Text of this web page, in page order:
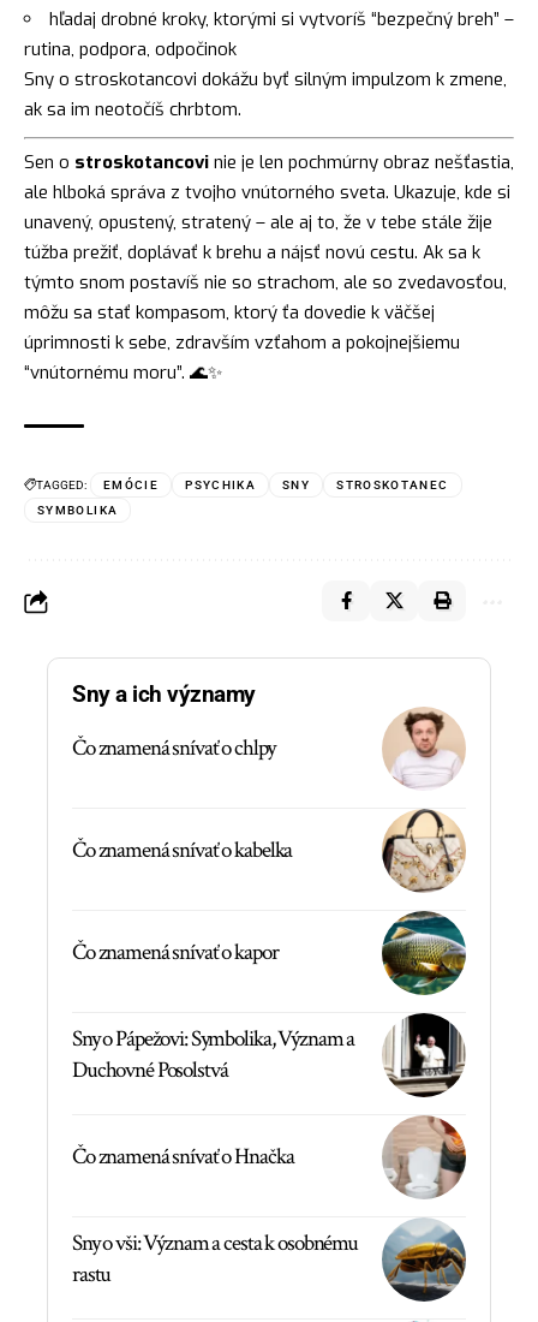
hľadaj drobné kroky, ktorými si vytvoríš “bezpečný breh” –
rutina, podpora, odpočinok
Sny o stroskotancovi dokážu byť silným impulzom k zmene,
ak sa im neotočíš chrbtom.
Sen o stroskotancovi nie je len pochmúrny obraz nešťastia,
ale hlboká správa z tvojho vnútorného sveta. Ukazuje, kde si
unavený, opustený, stratený – ale aj to, že v tebe stále žije
túžba prežiť, doplávať k brehu a nájsť novú cestu. Ak sa k
týmto snom postavíš nie so strachom, ale so zvedavosťou,
môžu sa stať kompasom, ktorý ťa dovedie k väčšej
úprimnosti k sebe, zdravším vzťahom a pokojnejšiemu
“vnútornému moru”. 🌊✨
TAGGED: EMÓCIE PSYCHIKA SNY
STROSKOTANEC
SYMBOLIKA
Sny a ich významy
Čo znamená snívať o chlpy
Čo znamená snívať o kabelka
Čo znamená snívať o kapor
Sny o Pápežovi: Symbolika, Význam a
Duchovné Posolstvá
Čo znamená snívať o Hnačka
Sny o vši: Význam a cesta k osobnému
rastu